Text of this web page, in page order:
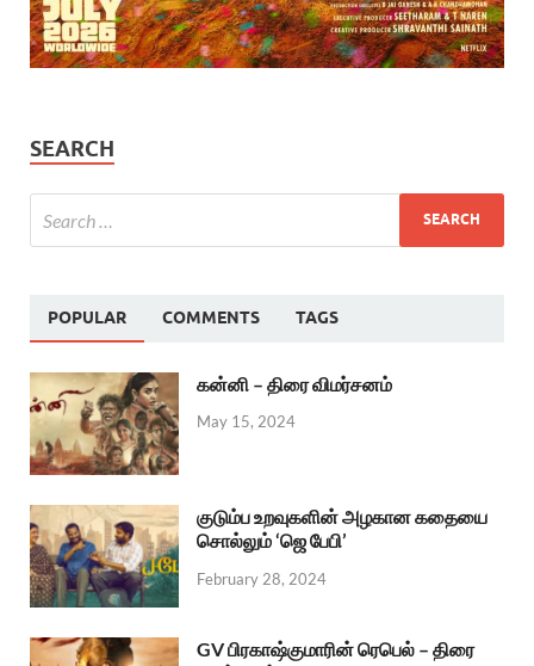
SEARCH
POPULAR COMMENTS TAGS
கன்னி – திரை விமர்சனம்
May 15, 2024
குடும்ப உறவுகளின் அழகான கதையை
சொல்லும் ‘ஜெ பேபி’
February 28, 2024
GV பிரகாஷ்குமாரின் ரெபெல் – திரை